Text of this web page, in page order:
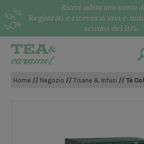
Ricevi subito uno sconto
Registrati e riceverai una e-
sconto del 10%.
Home // Negozio //Tisane & Infusi // Tè